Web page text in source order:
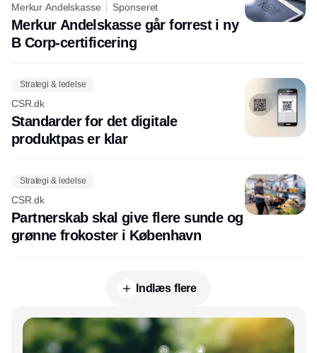
Merkur Andelskasse Sponseret
Merkur Andelskasse går forrest i ny
B Corp-certificering
Strategi & ledelse
CSR.dk
Standarder for det digitale
produktpas er klar
Strategi & ledelse
CSR.dk
Partnerskab skal give flere sunde og
grønne frokoster i København
Indlæs flere
Annonce